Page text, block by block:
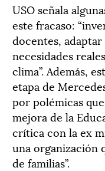
USO señala
este fracaso:
docentes,
necesidades
clima”. Además,
etapa de
por polémicas
mejora de la
crítica con la ex
una organización
de familias”.